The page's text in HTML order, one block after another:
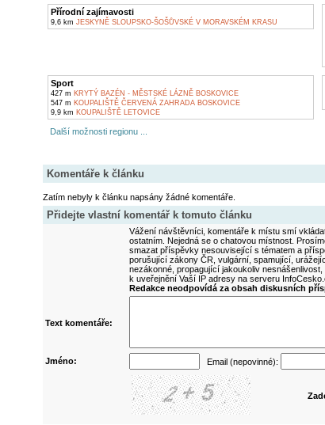
Přírodní zajímavosti
9,6 km JESKYNĚ SLOUPSKO-ŠOŠŮVSKÉ V MORAVSKÉM KRASU
Sport
427 m KRYTÝ BAZÉN - MĚSTSKÉ LÁZNĚ BOSKOVICE
547 m KOUPALIŠTĚ ČERVENÁ ZAHRADA BOSKOVICE
9,9 km KOUPALIŠTĚ LETOVICE
Další možnosti regionu ...
Komentáře k článku
Zatím nebyly k článku napsány žádné komentáře.
Přidejte vlastní komentář k tomuto článku
Vážení návštěvníci, komentáře k místu smí
ostatním. Nejedná se o chatovou místnost.
smazat příspěvky nesouvisející s tématem a
porušující zákony ČR, vulgární, spamující,
nezákonné, propagující jakoukoliv
k uveřejnění Vaší IP adresy na serveru
Redakce neodpovídá za obsah diskusních
Text komentáře:
Jméno: Email (nepovinné):